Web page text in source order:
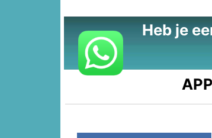
Heb je